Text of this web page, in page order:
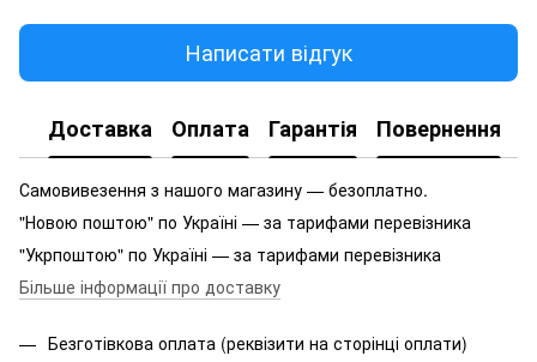
Написати відгук
Доставка Оплата Гарантія Повернення
Самовивезення з нашого магазину — безоплатно.
"Новою поштою" по Україні — за тарифами перевізника
"Укрпоштою" по Україні — за тарифами перевізника
Більше інформації про доставку
Безготівкова оплата (реквізити на сторінці оплати)